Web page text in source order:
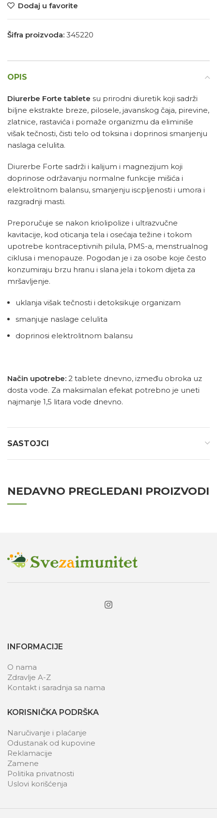
Dodaj u favorite
Šifra proizvoda: 345220
OPIS
Diurerbe Forte tablete su prirodni diuretik koji sadrži
biljne ekstrakte breze, pilosele, javanskog čaja, pirevine,
zlatnice, rastavića i pomaže organizmu da eliminiše
višak tečnosti, čisti telo od toksina i doprinosi smanjenju
naslaga celulita.
Diurerbe Forte sadrži i kalijum i magnezijum koji
doprinose održavanju normalne funkcije mišića i
elektrolitnom balansu, smanjenju iscpljenosti i umora i
razgradnji masti.
Preporučuje se nakon kriolipolize i ultrazvučne
kavitacije, kod oticanja tela i osećaja težine i tokom
upotrebe kontraceptivnih pilula, PMS-a, menstrualnog
ciklusa i menopauze. Pogodan je i za osobe koje često
konzumiraju brzu hranu i slana jela i tokom dijeta za
mršavljenje.
uklanja višak tečnosti i detoksikuje organizam
smanjuje naslage celulita
doprinosi elektrolitnom balansu
Način upotrebe: 2 tablete dnevno, između obroka uz
dosta vode. Za maksimalan efekat potrebno je uneti
najmanje 1,5 litara vode dnevno.
SASTOJCI
NEDAVNO PREGLEDANI PROIZVODI
INFORMACIJE
O nama
Zdravlje A-Z
Kontakt i saradnja sa nama
KORISNIČKA PODRŠKA
Naručivanje i plaćanje
Odustanak od kupovine
Reklamacije
Zamene
Politika privatnosti
Uslovi korišćenja